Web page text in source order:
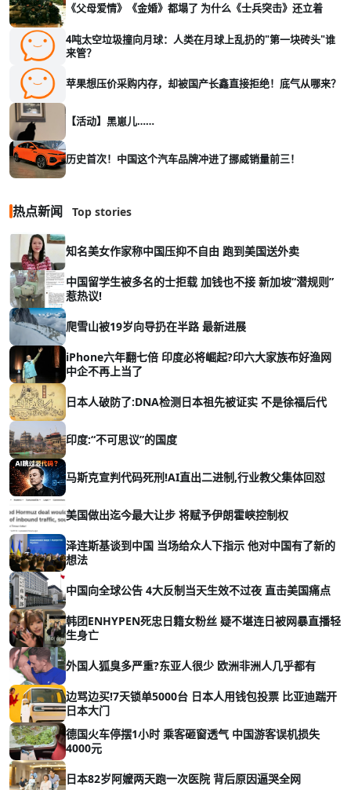
《父母爱情》《金婚》都塌了 为什么《士兵突击》还立着
4吨太空垃圾撞向月球：人类在月球上乱扔的"第一块砖头"谁
来管？
苹果想压价采购内存，却被国产长鑫直接拒绝！底气从哪来？
【活动】黑崽儿……
历史首次！中国这个汽车品牌冲进了挪威销量前三！
热点新闻 Top stories
知名美女作家称中国压抑不自由 跑到美国送外卖
中国留学生被多名的士拒载 加钱也不接 新加坡“潜规则”
惹热议!
爬雪山被19岁向导扔在半路 最新进展
iPhone六年翻七倍 印度必将崛起?印六大家族布好渔网
中企不再上当了
日本人破防了:DNA检测日本祖先被证实 不是徐福后代
印度:“不可思议”的国度
马斯克宣判代码死刑!AI直出二进制,行业教父集体回怼
美国做出迄今最大让步 将赋予伊朗霍峡控制权
泽连斯基谈到中国 当场给众人下指示 他对中国有了新的
想法
中国向全球公告 4大反制当天生效不过夜 直击美国痛点
韩团ENHYPEN死忠日籍女粉丝 疑不堪连日被网暴直播轻
生身亡
外国人狐臭多严重?东亚人很少 欧洲非洲人几乎都有
边骂边买!7天锁单5000台 日本人用钱包投票 比亚迪踹开
日本大门
德国火车停摆1小时 乘客砸窗透气 中国游客误机损失
4000元
日本82岁阿嬤两天跑一次医院 背后原因逼哭全网